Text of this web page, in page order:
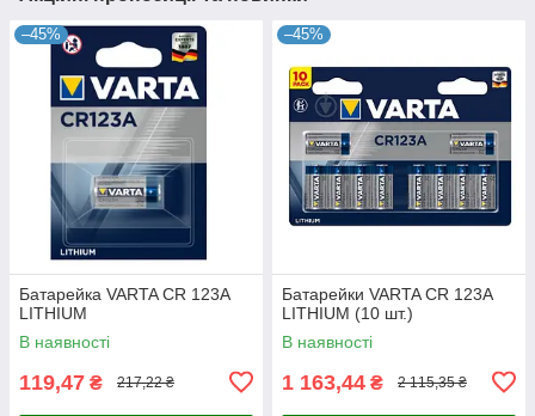
–45%
Батарейка VARTA CR 123A
LITHIUM
В наявності
119,47 ₴ 217,22 ₴
–45%
Батарейки VARTA CR 123A
LITHIUM (10 шт.)
В наявності
1 163,44 ₴ 2 115,35 ₴